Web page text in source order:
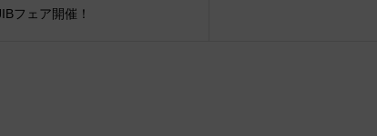
フェア開催！